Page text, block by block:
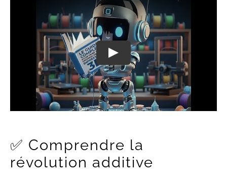
✅ Comprendre la
révolution additive